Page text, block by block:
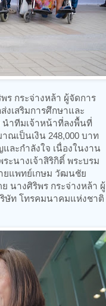
ร กระจ่างหล้า ผู้จัดการ
เสริมการศึกษาและ
นำทีมเจ้าหน้าที่ลงพื้นที่
ณเป็นเงิน 248,000 บาท
ะกำลังใจ เนื่องในงาน
ะนางเจ้าสิริกิติ์ พระบรม
ยแพทย์เกษม วัฒนชัย
นางศิริพร กระจ่างหล้า ผู้
ริษัท โทรคมนาคมแห่งชาติ